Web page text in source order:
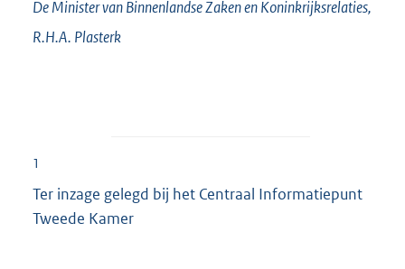
De Minister van Binnenlandse Zaken en Koninkrijksrelaties,
R.H.A. Plasterk
1
Ter inzage gelegd bij het Centraal Informatiepunt
Tweede Kamer